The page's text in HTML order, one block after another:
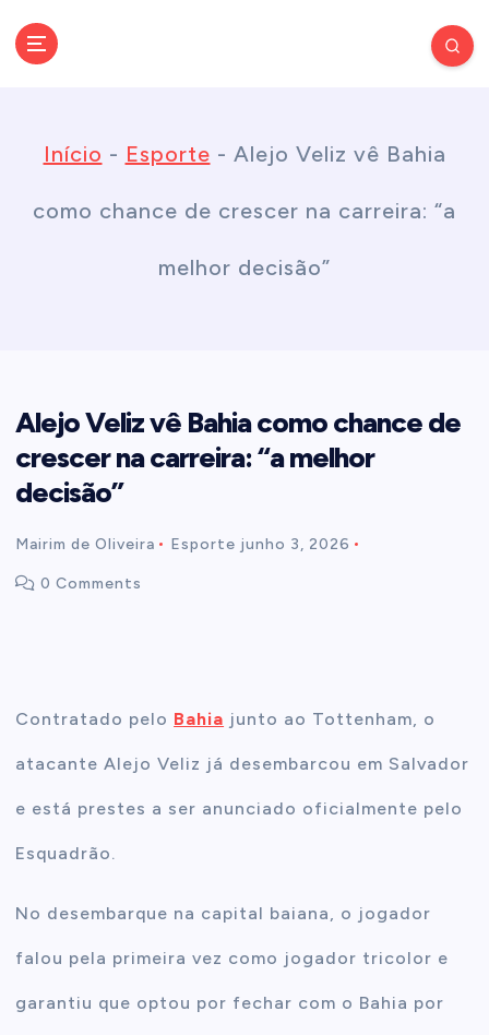
Início - Esporte - Alejo Veliz vê Bahia
como chance de crescer na carreira: “a
melhor decisão”
Alejo Veliz vê Bahia como chance de
crescer na carreira: “a melhor
decisão”
Mairim de Oliveira Esporte junho 3, 2026
0 Comments
Contratado pelo Bahia junto ao Tottenham, o
atacante Alejo Veliz já desembarcou em Salvador
e está prestes a ser anunciado oficialmente pelo
Esquadrão.
No desembarque na capital baiana, o jogador
falou pela primeira vez como jogador tricolor e
garantiu que optou por fechar com o Bahia por